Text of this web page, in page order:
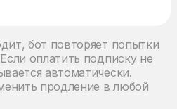
бот повторяет попытки
оплатить подписку не
автоматически.
продление в любой